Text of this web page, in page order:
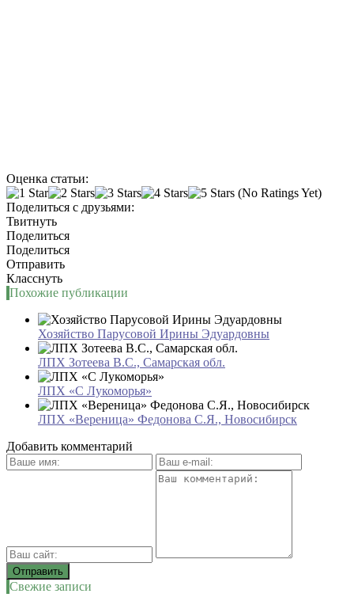
Оценка статьи:
(No Ratings Yet)
Поделиться с друзьями:
Твитнуть
Поделиться
Поделиться
Отправить
Класснуть
Похожие публикации
Хозяйство Парусовой Ирины Эдуардовны
ЛПХ Зотеева В.С., Самарская обл.
ЛПХ «С Лукоморья»
ЛПХ «Вереница» Федонова С.Я., Новосибирск
Добавить комментарий
Свежие записи